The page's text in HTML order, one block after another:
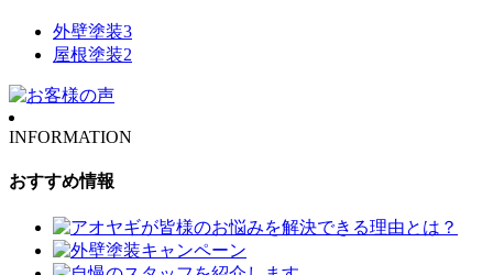
外壁塗装3
屋根塗装2
INFORMATION
おすすめ情報